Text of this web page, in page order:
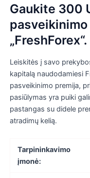
Gaukite 300
„FreshForex“.
Leiskitės į savo
kapitalą naudodamiesi
pasveikinimo premija,
pasiūlymas yra puiki
pastangas su didele
atradimų kelią.
Tarpininkavimo
įmonė: